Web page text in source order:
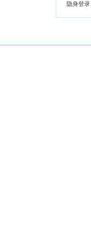
隐身登录